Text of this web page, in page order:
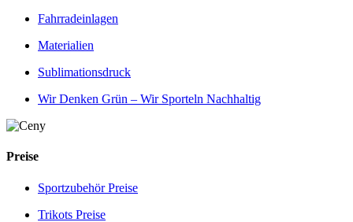
Fahrradeinlagen
Materialien
Sublimationsdruck
Wir Denken Grün – Wir Sporteln Nachhaltig
Preise
Sportzubehör Preise
Trikots Preise